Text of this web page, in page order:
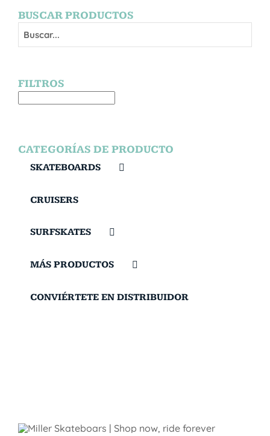
BUSCAR PRODUCTOS
FILTROS
CATEGORÍAS DE PRODUCTO
SKATEBOARDS
CRUISERS
SURFSKATES
MÁS PRODUCTOS
CONVIÉRTETE EN DISTRIBUIDOR